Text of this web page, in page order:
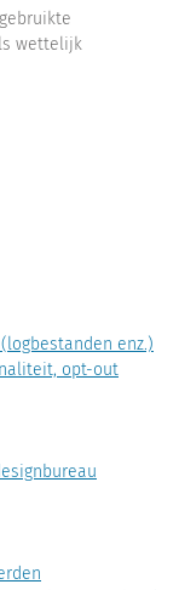
wettelijk
enz.)
opt-out